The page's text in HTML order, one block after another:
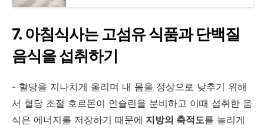
7. 아침식사는 고섬유 식품과 단백질
음식을 섭취하기
- 혈당을 지나치게 올리며 내 몸을 정상으로 낮추기 위해
서 혈당 조절 호르몬이 인슐린을 분비하고 이때 섭취한 음
식은 에너지를 저장하기 때문에 지방의 축적도를 늘리게